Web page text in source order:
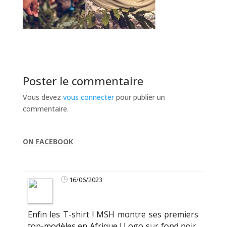
Poster le commentaire
Vous devez vous connecterpour publier un
commentaire.
ON FACEBOOK
16/06/2023
Enfin les T-shirt ! MSH montre ses premiers